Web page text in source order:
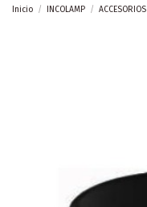
Inicio INCOLAMP ACCESORIOS